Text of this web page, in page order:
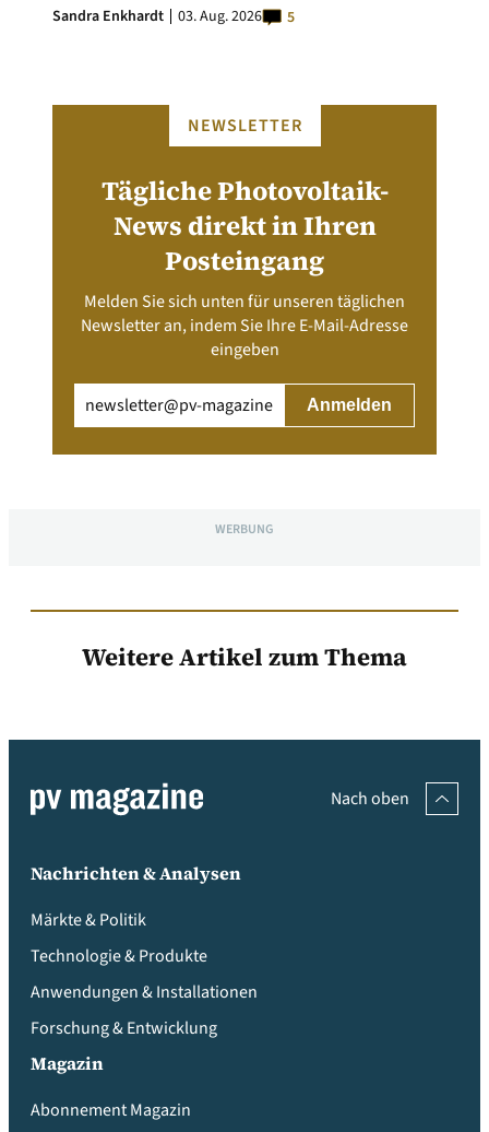
Sandra Enkhardt 03. Aug. 2026 5
NEWSLETTER
Tägliche Photovoltaik-
News direkt in Ihren
Posteingang
Melden Sie sich unten für unseren täglichen
Newsletter an, indem Sie Ihre E-Mail-Adresse
eingeben
(erforderlich)
WERBUNG
Weitere Artikel zum Thema
Nach oben
Nachrichten & Analysen
Märkte & Politik
Technologie & Produkte
Anwendungen & Installationen
Forschung & Entwicklung
Magazin
Abonnement Magazin